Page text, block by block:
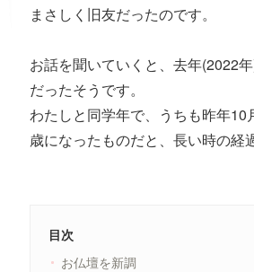
まさしく旧友だったのです。
お話を聞いていくと、去年(2022
だったそうです。
わたしと同学年で、うちも昨年
歳になったものだと、長い時の経
目次
お仏壇を新調